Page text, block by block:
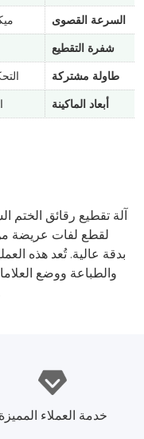
السرعة القصوى
شفرة التقطيع
طاولة مشتركة
أبعاد الماكينة
آلة تقطيع رقائق
لقطع لفات عريضة
بدقة عالية. تُعد هذه
والطباعة ووضع
خدمة العملاء المميزة